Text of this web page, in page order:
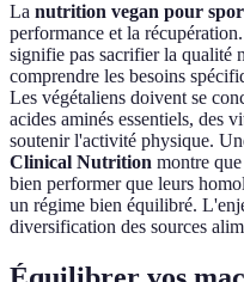
La nutrition vegan pour
performance et la
signifie pas sacrifier la qualité
comprendre les besoins
Les végétaliens doivent se
acides aminés essentiels, des
soutenir l'activité physique.
Clinical Nutrition montre
bien performer que leurs
un régime bien équilibré.
diversification des sources